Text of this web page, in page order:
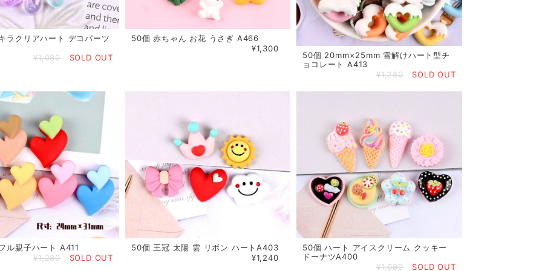
ラクリアハート デコパーツ
¥1,080
SOLD OUT
50個 赤ちゃん お花 うさぎ A466
¥1,300
50個 20mm×25mm 雪解けハート型チ
ョコレート A413
¥1,280
SOLD OUT
ル親子ハート A411
¥1,280
SOLD OUT
50個 王冠 太陽 雲 リボン ハートA403
¥1,240
50個 ハート アイスクリーム クッキー
ドーナツA400
¥1,080
SOLD OUT